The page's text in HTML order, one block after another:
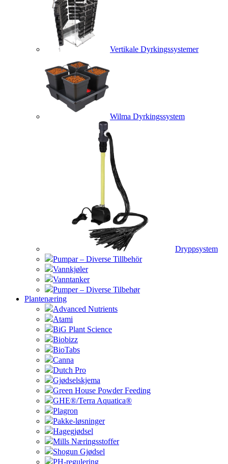
Vertikale Dyrkingssystemer
Wilma Dyrkingssystem
Dryppsystem
Pumpar – Diverse Tillbehör
Vannkjøler
Vanntanker
Pumper – Diverse Tilbehør
Plantenæring
Advanced Nutrients
Atami
BiG Plant Science
Biobizz
BioTabs
Canna
Dutch Pro
Gjødselskjema
Green House Powder Feeding
GHE®/Terra Aquatica®
Plagron
Pakke-løsninger
Hagegjødsel
Mills Næringsstoffer
Shogun Gjødsel
PH-regulering